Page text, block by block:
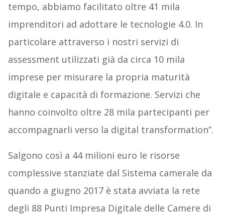
tempo, abbiamo facilitato oltre 41 mila
imprenditori ad adottare le tecnologie 4.0. In
particolare attraverso i nostri servizi di
assessment utilizzati già da circa 10 mila
imprese per misurare la propria maturità
digitale e capacità di formazione. Servizi che
hanno coinvolto oltre 28 mila partecipanti per
accompagnarli verso la digital transformation”.
Salgono così a 44 milioni euro le risorse
complessive stanziate dal Sistema camerale da
quando a giugno 2017 è stata avviata la rete
degli 88 Punti Impresa Digitale delle Camere di